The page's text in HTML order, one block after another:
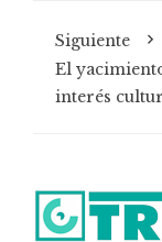
Siguiente
El
interés